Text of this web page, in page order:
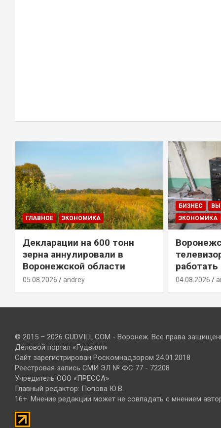
ГЛАВНОЕ ЭКОНОМИКА
Декларации на 600 тонн
зерна аннулировали в
Воронежской области
05.08.2026 andrey
БИЗНЕС
ЭКОНОМИКА
работать
04.08.2026
© 2015 – 2026 GUDVILL.COM - Воронеж. Все права
Деловой портал «Гудвилл»
Сайт зарегистрирован Роскомнадзором 24.01.2018
Реестровая запись СМИ ЭЛ № ФС 77 - 72208
Учредитель ООО «ПРЕССА»
Главный редактор: Попова Ю.В.
16+. Мнение редакции может не совпадать с мнением